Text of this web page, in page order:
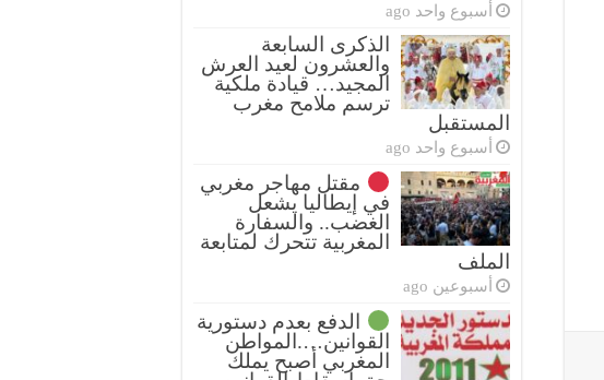
أسبوع واحد ago
الذكرى السابعة
والعشرون لعيد العرش
المجيد… قيادة ملكية
ترسم ملامح مغرب
المستقبل
أسبوع واحد ago
مقتل مهاجر مغربي
في إيطاليا يشعل
الغضب.. والسفارة
المغربية تتحرك لمتابعة
الملف
أسبوعين ago
الدفع بعدم دستورية
القوانين….المواطن
المغربي أصبح يملك